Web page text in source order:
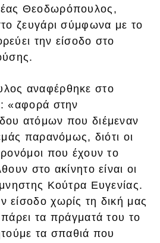
Θεοδωρόπουλος,
ζευγάρι σύμφωνα με το
την είσοδο στο
αναφέρθηκε στο
«αφορά στην
ατόμων που διέμεναν
παρανόμως, διότι οι
που έχουν το
στο ακίνητο είναι οι
Κούτρα Ευγενίας.
είσοδο χωρίς τη δική μας
τα πράγματά του το
τα σπαθιά που